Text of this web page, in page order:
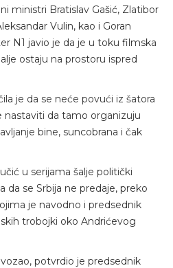
ministri Bratislav Gašić, Zlatibor
Vulin, kao i Goran
N1 javio je da je u toku filmska
ostaju na prostoru ispred
je da se neće povući iz šatora
nastaviti da tamo organizuju
bine, suncobrana i čak
u serijama šalje politički
se Srbija ne predaje, preko
je navodno i predsednik
trobojki oko Andrićevog
potvrdio je predsednik